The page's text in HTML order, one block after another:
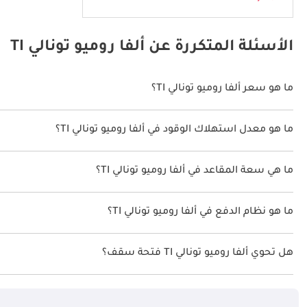
الأسئلة المتكررة عن ألفا روميو تونالي TI
ما هو سعر ألفا روميو تونالي TI؟
سعر ألفا روميو تونالي TI هو درهم 199,900.
ما هو معدل استهلاك الوقود في ألفا روميو تونالي TI؟
يبلغ معدل استهلاك الوقود المقترح من الشركة المصنعة لسيارة ألفا روميو تونالي 2026 من 16
ما هي سعة المقاعد في ألفا روميو تونالي TI؟
تتسع ألفا روميو تونالي TI لأ 5 أشخاص.
ما هو نظام الدفع في ألفا روميو تونالي TI؟
نظام الدفع في ألفا روميو تونالي Front Wheel Drive TI.
هل تحوي ألفا روميو تونالي TI فتحة سقف؟
نعم توفر ألفا روميو تونالي TI فتحة السقف كخيار.